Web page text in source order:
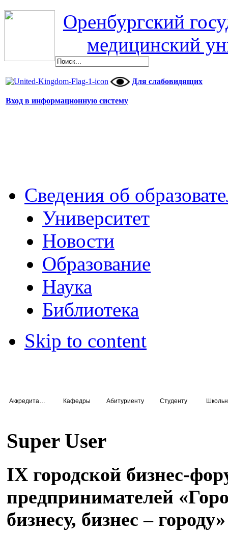
Оренбургский
медицинский
Для слабовидящих
Вход в информационную систему
Сведения об
Университет
Новости
Образование
Наука
Библиотека
Skip to content
Кафедры Абитуриенту Студенту
Super User
IX городской бизнес-
предпринимателей
бизнесу, бизнес – городу»